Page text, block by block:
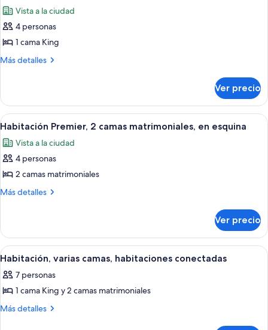
las
fotos
de
Suite
cama
King
size,
en
esquina
Vista a la ciudad
4 personas
1 cama King
Más detalles
Más
presidencial,
cama
size,
en
Ver precio
Abrir
todas
las
fotos
de
Habitación
camas
matrimoniales,
en
esquina
Habitación Premier, 2 camas
9
Habitación Premier, 2 camas matrimoniales, en esquina
Vista a la ciudad
4 personas
2 camas matrimoniales
Más detalles
Más
Premier,
camas
en
esquina
Ver precio
Abrir
todas
las
fotos
de
Un baño moderno con cabina de
7
Habitación, varias camas, habitaciones conectadas
7 personas
1 cama King y 2 camas matrimoniales
Más detalles
Más